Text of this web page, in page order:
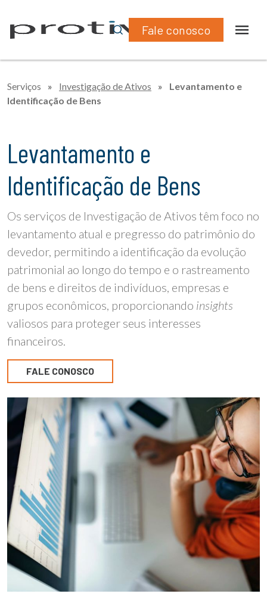
Fale conosco
Serviços » Investigação de Ativos »
Levantamento e
Identificação de Bens
Levantamento e
Identificação de Bens
Os serviços de Investigação de Ativos têm foco no
levantamento atual e pregresso do patrimônio do
devedor, permitindo a identificação da evolução
patrimonial ao longo do tempo e o rastreamento
de bens e direitos de indivíduos, empresas e
grupos econômicos, proporcionando insights
valiosos para proteger seus interesses
financeiros.
FALE CONOSCO